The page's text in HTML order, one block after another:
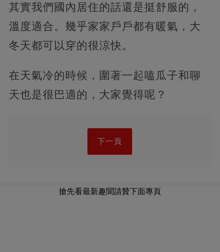
其實我們國內居住的話還是挺舒服的，
溫度適合。幾乎家家戶戶都有暖氣，大
冬天都可以穿的很涼快。
在天氣冷的時候，圍著一起嗑瓜子和聊
天也是很巴適的，大家覺得呢？
下一頁
搶先看最新趣聞請贊下面專頁